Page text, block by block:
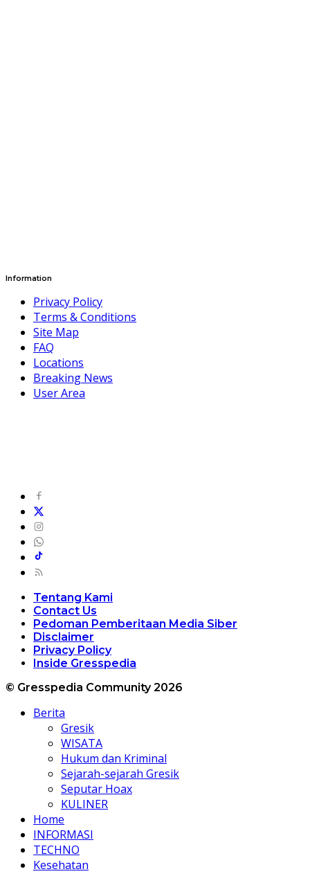
Information
Privacy Policy
Terms & Conditions
Site Map
FAQ
Locations
Breaking News
User Area
Tentang Kami
Contact Us
Pedoman Pemberitaan Media Siber
Disclaimer
Privacy Policy
Inside Gresspedia
© Gresspedia Community 2026
Berita
Gresik
WISATA
Hukum dan Kriminal
Sejarah-sejarah Gresik
Seputar Hoax
KULINER
Home
INFORMASI
TECHNO
Kesehatan